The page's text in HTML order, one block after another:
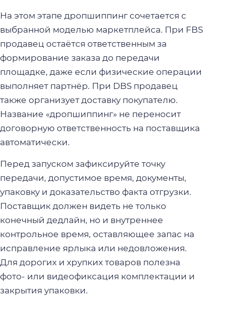
На этом этапе дропшиппинг сочетается с
выбранной моделью маркетплейса. При FBS
продавец остаётся ответственным за
формирование заказа до передачи
площадке, даже если физические операции
выполняет партнёр. При DBS продавец
также организует доставку покупателю.
Название «дропшиппинг» не переносит
договорную ответственность на поставщика
автоматически.
Перед запуском зафиксируйте точку
передачи, допустимое время, документы,
упаковку и доказательство факта отгрузки.
Поставщик должен видеть не только
конечный дедлайн, но и внутреннее
контрольное время, оставляющее запас на
исправление ярлыка или недовложения.
Для дорогих и хрупких товаров полезна
фото- или видеофиксация комплектации и
закрытия упаковки.